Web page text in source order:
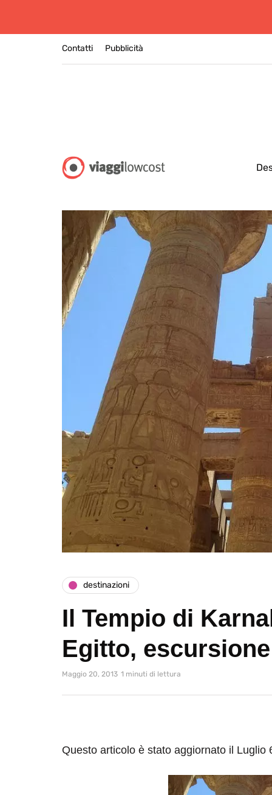
Contatti Pubblicità
destinazioni
Il Tempio di
Egitto, escursione
Maggio 20, 2013 1 minuti di lettura
Questo articolo è stato aggiornato il Luglio